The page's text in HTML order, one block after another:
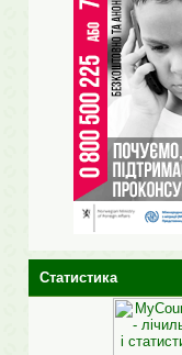
Статистика